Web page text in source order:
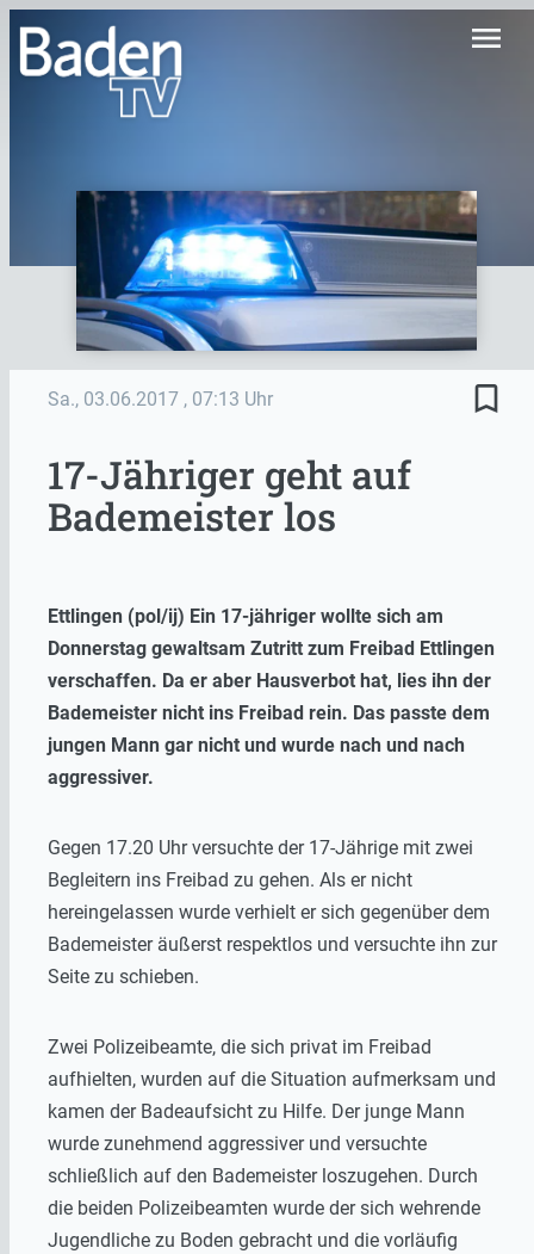
menu
Sa., 03.06.2017 , 07:13 Uhr bookmark_border
17-Jähriger geht auf
Bademeister los
Ettlingen (pol/ij) Ein 17-jähriger wollte sich am
Donnerstag gewaltsam Zutritt zum Freibad Ettlingen
verschaffen. Da er aber Hausverbot hat, lies ihn der
Bademeister nicht ins Freibad rein. Das passte dem
jungen Mann gar nicht und wurde nach und nach
aggressiver.
Gegen 17.20 Uhr versuchte der 17-Jährige mit zwei
Begleitern ins Freibad zu gehen. Als er nicht
hereingelassen wurde verhielt er sich gegenüber dem
Bademeister äußerst respektlos und versuchte ihn zur
Seite zu schieben.
Zwei Polizeibeamte, die sich privat im Freibad
aufhielten, wurden auf die Situation aufmerksam und
kamen der Badeaufsicht zu Hilfe. Der junge Mann
wurde zunehmend aggressiver und versuchte
schließlich auf den Bademeister loszugehen. Durch
die beiden Polizeibeamten wurde der sich wehrende
Jugendliche zu Boden gebracht und die vorläufig